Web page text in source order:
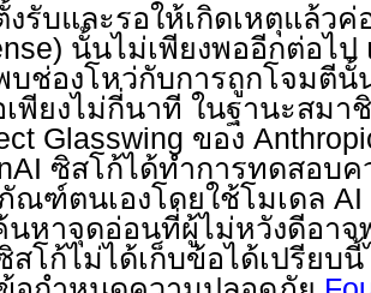
งรับและรอให้เกิดเหตุแล้วค่
นั้นไม่เพียงพออีกต่อไป
บช่องโหว่กับการถูกโจมตี
เพียงไม่กี่นาที ในฐานะสมา
Glasswing ของ
ซิสโก้ได้ทำการทดสอบค
ณฑ์ตนเองโดยใช้โมเดล AI
นหาจุดอ่อนที่ผู้ไม่หวังดีอาจ
สโก้ไม่ได้เก็บข้อได้เปรียบ